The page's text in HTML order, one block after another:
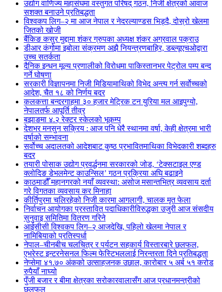
उद्योग वाणिज्य महासंघमा वस्तुगत परिषद् गठन, निजी क्षेत्रको आवाज
सशक्त बनाउने प्रतिबद्धता
विश्वकप लिग–२ मा आज नेपाल र नेदरल्याण्डस भिड्दै, दोस्रो खेलमा
जितको खोजी
बैंकिङ कसुर मुद्दामा शंकर ग्रुपका अध्यक्ष शंकर अग्रवाल पक्राउ
डीआर कंगोमा इबोला संक्रमण अझै नियन्त्रणबाहिर, डब्ल्यूएचओद्वारा
उच्च सतर्कता
दैनिक इन्धन मूल्य प्रणालीको विरोधमा पाकिस्तानभर पेट्रोल पम्प बन्द
गर्ने घोषणा
सरकारी विज्ञापनमा निजी मिडियामाथिको विभेद अन्त्य गर्न सर्वोच्चको
आदेश, चैत १८ को निर्णय बदर
कलकत्ता बन्दरगाहमा ३० हजार मेट्रिक टन युरिया मल आइपुग्यो,
नेपालतर्फ आपूर्ति तीव्र
बझाङमा ४.२ रेक्टर स्केलको भूकम्प
देशभर मनसुन सक्रिय : आज पनि धेरै स्थानमा वर्षा, केही क्षेत्रमा भारी
वर्षाको सम्भावना
सर्वोच्च अदालतको आदेशबाट कुष्ठ प्रभावितमाथिका विभेदकारी शब्दहरु
बदर
तयारी पोसाक उद्योग प्रवर्द्धनमा सरकारको जोड, ‘टेक्सटाइल एण्ड
क्लोदिङ डेभलमेन्ट काउन्सिल’ गठन प्रक्रिया अघि बढाइने
काठमाडौँ महानगरको नयाँ व्यवस्था: असोज मसान्तभित्र व्यवसाय दर्ता
गरे विगतका व्यवसाय कर मिनाहा
कीर्तिपुरमा चलिरहेको निजी कारमा आगलागी, चालक मृत फेला
निर्वाचन आयोगका प्रस्तावित पदाधिकारीविरुद्धका उजुरी आज संसदीय
सुनुवाइ समितिमा वितरण गरिने
आईसीसी विश्वकप लिग–२ आजदेखि, पहिलो खेलमा नेपाल र
नामिबियाको प्रतिस्पर्धा
नेपाल–चीनबीच चलचित्र र पर्यटन सहकार्य विस्तारबारे छलफल,
एभरेस्ट इन्टरनेसनल फिल्म फेस्टिभललाई निरन्तरता दिने प्रतिबद्धता
नेप्सेमा ४१.७० अंकको उत्साहजनक उछाल, कारोबार ५ अर्ब ५१ करोड
रुपैयाँ नाघ्यो
पुँजी बजार र बीमा क्षेत्रका सरोकारवालासँग आज प्रधानमन्त्रीको
छलफल